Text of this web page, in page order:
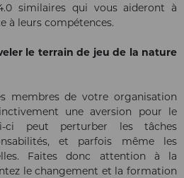
similaires qui vous aideront à
à leurs compétences.
le terrain de jeu de la nature
membres de votre organisation
une aversion pour le
ci peut perturber les tâches
et parfois même les
Faites donc attention à la
le changement et la formation